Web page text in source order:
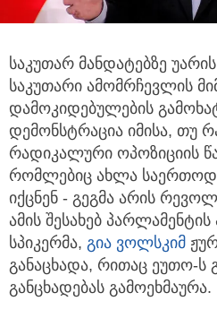
საკუთარ მანდატებზე
საკუთარი ამომრჩევლის
დამოკიდებულების
დემონსტრაცია იმისა, თუ
რადიკალური ოპოზიციის
რომლებიც ახლა საერთოდ
იქცნენ - გეგმა არის
ამის შესახებ
სპიკერმა, გია ვოლსკიმ
განაცხადა, რითაც ეუთო-ს
განცხადებას გამოეხმაურა.